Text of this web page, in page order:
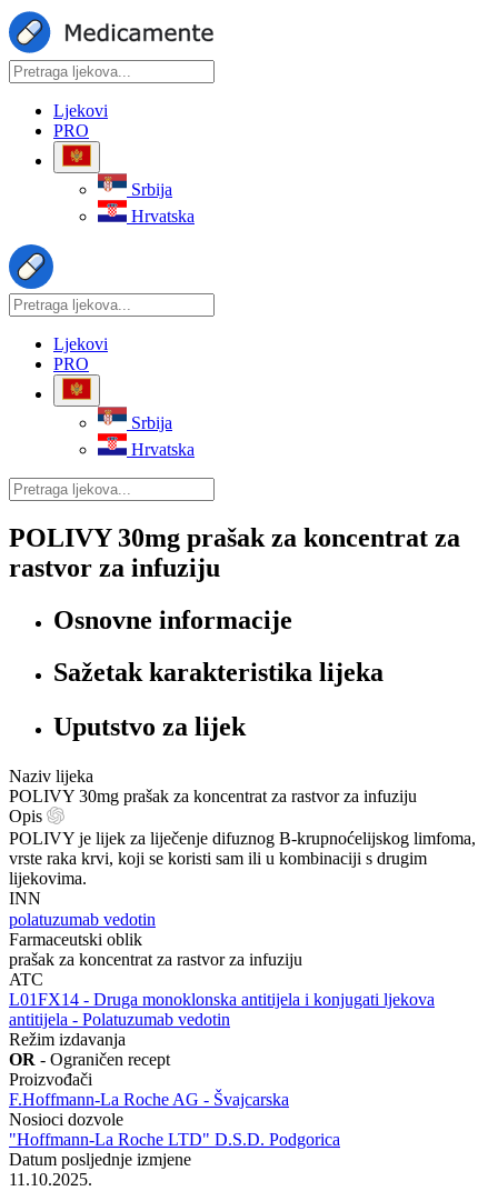
Ljekovi
PRO
Srbija
Hrvatska
Ljekovi
PRO
Srbija
Hrvatska
POLIVY 30mg prašak za koncentrat za
rastvor za infuziju
Osnovne informacije
Sažetak karakteristika lijeka
Uputstvo za lijek
Naziv lijeka
POLIVY 30mg prašak za koncentrat za rastvor za infuziju
Opis
POLIVY je lijek za liječenje difuznog B-krupnoćelijskog limfoma,
vrste raka krvi, koji se koristi sam ili u kombinaciji s drugim
lijekovima.
INN
polatuzumab vedotin
Farmaceutski oblik
prašak za koncentrat za rastvor za infuziju
ATC
‍L01FX14 - Druga monoklonska antitijela i konjugati ljekova
antitijela - Polatuzumab vedotin
Režim izdavanja
OR - Ograničen recept
Proizvođači
F.Hoffmann-La Roche AG - Švajcarska
Nosioci dozvole
"Hoffmann-La Roche LTD" D.S.D. Podgorica
Datum posljednje izmjene
11.10.2025.